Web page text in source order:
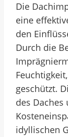
Die
eine
den
Durch die
geschützt.
des
idyllischen